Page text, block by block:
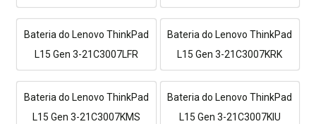
Bateria do Lenovo ThinkPad
L15 Gen 3-21C3007LFR
Bateria do Lenovo ThinkPad
L15 Gen 3-21C3007KRK
Bateria do Lenovo ThinkPad
L15 Gen 3-21C3007KMS
Bateria do Lenovo ThinkPad
L15 Gen 3-21C3007KIU